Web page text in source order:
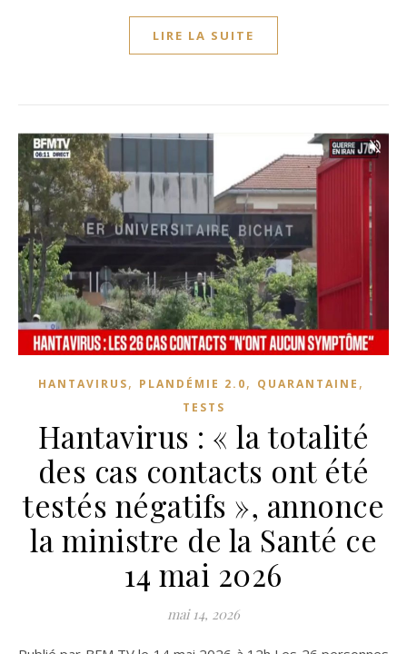
LIRE LA SUITE
HANTAVIRUS, PLANDÉMIE 2.0, QUARANTAINE ,
TESTS
Hantavirus : « la totalité
des cas contacts ont été
testés négatifs », annonce
la ministre de la Santé ce
14 mai 2026
mai 14, 2026